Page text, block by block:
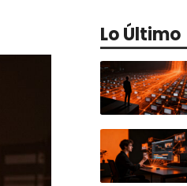
Lo Último